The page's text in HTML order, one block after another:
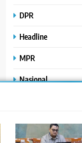
DPR
Headline
MPR
Nasional
Polhukam